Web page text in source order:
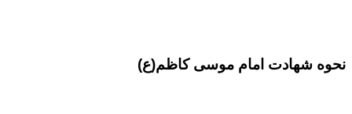
نحوه شهادت امام موسی کاظم(ع)